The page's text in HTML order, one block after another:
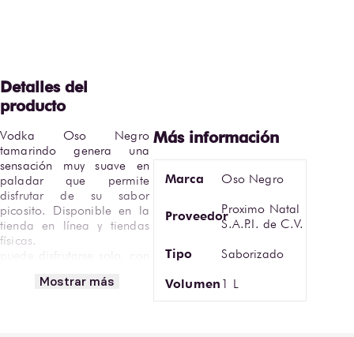
Vodka Oso Negro
tamarindo genera una
sensación muy suave en
paladar que permite
disfrutar de su sabor
picosito. Disponible en la
tienda en línea y tiendas
físicas.
puede disfrutarse solo, con
tropicales que resalten su
Mostrar más
Marca Oso Negro
ProveedorProximo Natal
S.A.P.I. de C.V.
Tipo Saborizado
Volumen 1 L